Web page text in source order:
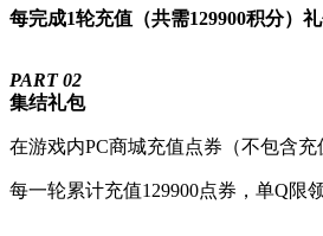
每完成1轮充值（共需129900积分）
PART 02
集结礼包
在游戏内PC商城充值点券（不包含
每一轮累计充值129900点券，单Q限领